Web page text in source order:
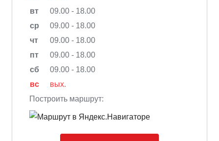
вт
09.00 - 18.00
ср
09.00 - 18.00
чт
09.00 - 18.00
пт
09.00 - 18.00
сб
09.00 - 18.00
вс
вых.
Построить маршрут: